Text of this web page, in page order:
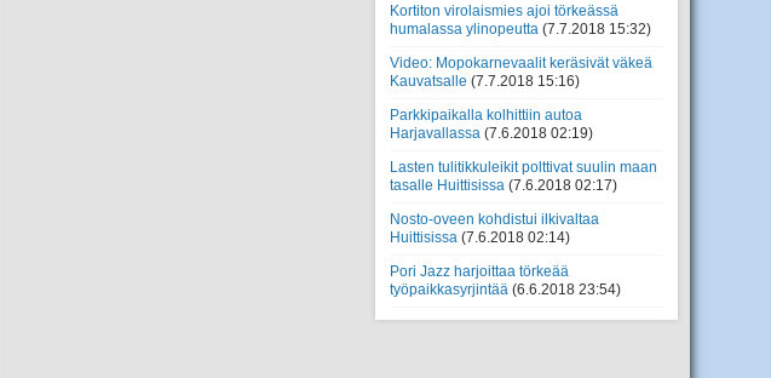
Kortiton virolaismies ajoi törkeässä
humalassa ylinopeutta (7.7.2018 15:32)
Video: Mopokarnevaalit keräsivät väkeä
Kauvatsalle (7.7.2018 15:16)
Parkkipaikalla kolhittiin autoa
Harjavallassa (7.6.2018 02:19)
Lasten tulitikkuleikit polttivat suulin maan
tasalle Huittisissa (7.6.2018 02:17)
Nosto-oveen kohdistui ilkivaltaa
Huittisissa (7.6.2018 02:14)
Pori Jazz harjoittaa törkeää
työpaikkasyrjintää (6.6.2018 23:54)